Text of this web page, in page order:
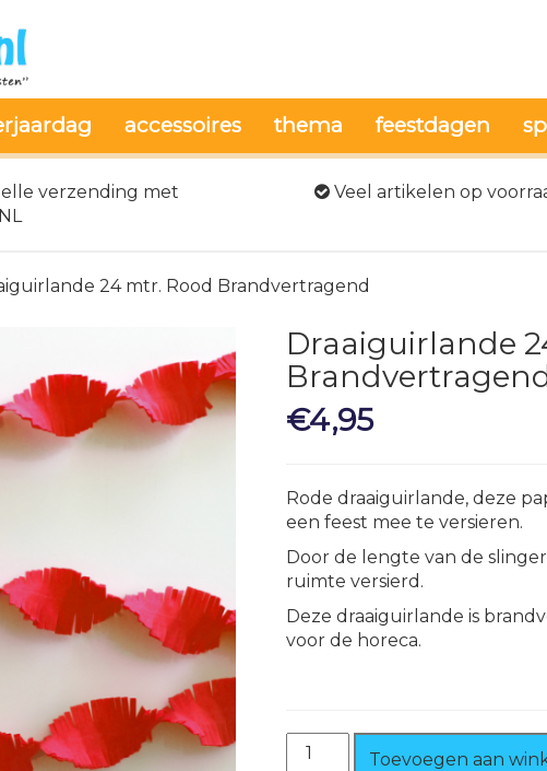
accessoires thema feestdagen
verzending met
Veel artikelen op
24 mtr. Rood Brandvertragend
Draaiguirlande
€4,95
Rode draaiguirlande, deze
een feest mee te versieren.
Door de lengte van de
ruimte versierd.
Deze draaiguirlande is
voor de horeca.
Draaiguirlande
Toevoegen aan